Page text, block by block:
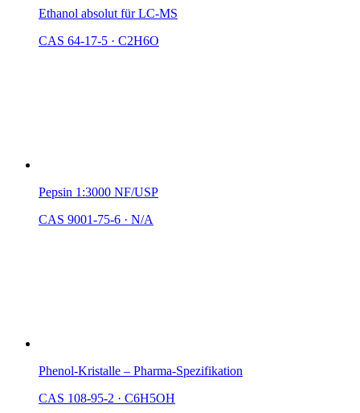
Ethanol absolut für LC-MS
CAS 64-17-5 · C2H6O
Pepsin 1:3000 NF/USP
CAS 9001-75-6 · N/A
Phenol-Kristalle – Pharma-Spezifikation
CAS 108-95-2 · C6H5OH